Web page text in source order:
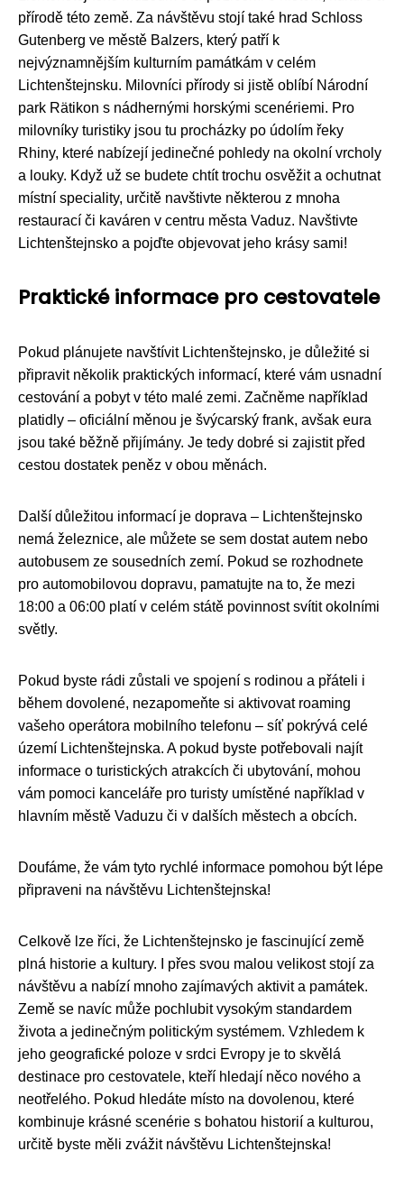
přírodě této země. Za návštěvu stojí také hrad Schloss
Gutenberg ve městě Balzers, který patří k
nejvýznamnějším kulturním památkám v celém
Lichtenštejnsku. Milovníci přírody si jistě oblíbí Národní
park Rätikon s nádhernými horskými scenériemi. Pro
milovníky turistiky jsou tu procházky po údolím řeky
Rhiny, které nabízejí jedinečné pohledy na okolní vrcholy
a louky. Když už se budete chtít trochu osvěžit a ochutnat
místní speciality, určitě navštivte některou z mnoha
restaurací či kaváren v centru města Vaduz. Navštivte
Lichtenštejnsko a pojďte objevovat jeho krásy sami!
Praktické informace pro cestovatele
Pokud plánujete navštívit Lichtenštejnsko, je důležité si
připravit několik praktických informací, které vám usnadní
cestování a pobyt v této malé zemi. Začněme například
platidly – oficiální měnou je švýcarský frank, avšak eura
jsou také běžně přijímány. Je tedy dobré si zajistit před
cestou dostatek peněz v obou měnách.
Další důležitou informací je doprava – Lichtenštejnsko
nemá železnice, ale můžete se sem dostat autem nebo
autobusem ze sousedních zemí. Pokud se rozhodnete
pro automobilovou dopravu, pamatujte na to, že mezi
18:00 a 06:00 platí v celém státě povinnost svítit okolními
světly.
Pokud byste rádi zůstali ve spojení s rodinou a přáteli i
během dovolené, nezapomeňte si aktivovat roaming
vašeho operátora mobilního telefonu – síť pokrývá celé
území Lichtenštejnska. A pokud byste potřebovali najít
informace o turistických atrakcích či ubytování, mohou
vám pomoci kanceláře pro turisty umístěné například v
hlavním městě Vaduzu či v dalších městech a obcích.
Doufáme, že vám tyto rychlé informace pomohou být lépe
připraveni na návštěvu Lichtenštejnska!
Celkově lze říci, že Lichtenštejnsko je fascinující země
plná historie a kultury. I přes svou malou velikost stojí za
návštěvu a nabízí mnoho zajímavých aktivit a památek.
Země se navíc může pochlubit vysokým standardem
života a jedinečným politickým systémem. Vzhledem k
jeho geografické poloze v srdci Evropy je to skvělá
destinace pro cestovatele, kteří hledají něco nového a
neotřelého. Pokud hledáte místo na dovolenou, které
kombinuje krásné scenérie s bohatou historií a kulturou,
určitě byste měli zvážit návštěvu Lichtenštejnska!